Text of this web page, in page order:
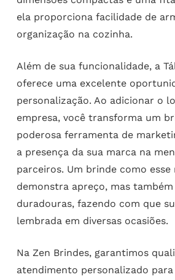
ela proporciona facilidade de
organização na cozinha.
Além de sua funcionalidade, a
oferece uma excelente
personalização. Ao adicionar o
empresa, você transforma um
poderosa ferramenta de
a presença da sua marca na
parceiros. Um brinde como esse
demonstra apreço, mas
duradouras, fazendo com que
lembrada em diversas ocasiões.
Na Zen Brindes, garantimos
atendimento personalizado